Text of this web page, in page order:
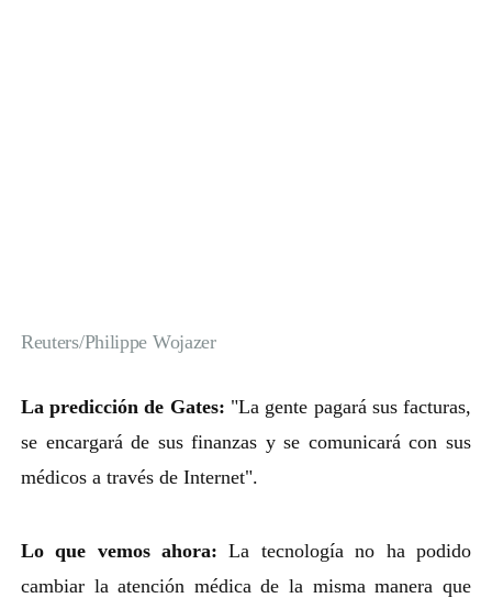
Reuters/Philippe Wojazer
La predicción de Gates: "La gente pagará sus facturas,
se encargará de sus finanzas y se comunicará con sus
médicos a través de Internet".
Lo que vemos ahora: La tecnología no ha podido
cambiar la atención médica de la misma manera que